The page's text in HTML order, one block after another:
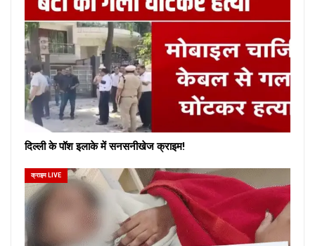
दिल्ली के पॉश इलाके में सनसनीखेज क्राइम!
क्राइम LIVE